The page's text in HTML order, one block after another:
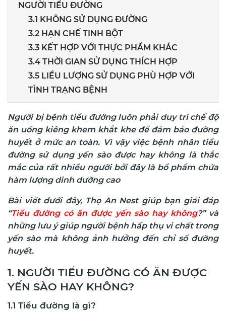
NGƯỜI TIỂU ĐƯỜNG
3.1 KHÔNG SỬ DỤNG ĐƯỜNG
3.2 HẠN CHẾ TINH BỘT
3.3 KẾT HỢP VỚI THỰC PHẨM KHÁC
3.4 THỜI GIAN SỬ DỤNG THÍCH HỢP
3.5 LIỀU LƯỢNG SỬ DỤNG PHÙ HỢP VỚI
TÌNH TRẠNG BỆNH
Người bị bệnh tiểu đường luôn phải duy trì chế độ
ăn uống kiêng khem khắt khe để đảm bảo đường
huyết ở mức an toàn. Vì vậy việc bệnh nhân tiểu
đường sử dụng yến sào được hay không là thắc
mắc của rất nhiều người bởi đây là bổ phẩm chứa
hàm lượng dinh dưỡng cao
Bài viết dưới đây, Thọ An Nest giúp bạn giải đáp
“Tiểu đường có ăn được yến sào hay không?” và
những lưu ý giúp người bệnh hấp thụ vi chất trong
yến sào mà không ảnh hưởng đến chỉ số đường
huyết.
1. NGƯỜI TIỂU ĐƯỜNG CÓ ĂN ĐƯỢC
YẾN SÀO HAY KHÔNG?
1.1 Tiểu đường là gì?